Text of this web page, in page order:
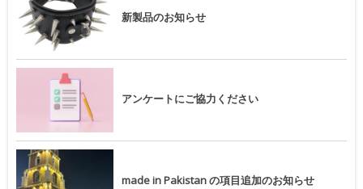
新製品のお知らせ
アンケートにご協力ください
made in Pakistan の項目追加のお知らせ